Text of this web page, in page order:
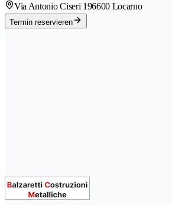
Via Antonio Ciseri 196600 Locarno
Termin reservieren